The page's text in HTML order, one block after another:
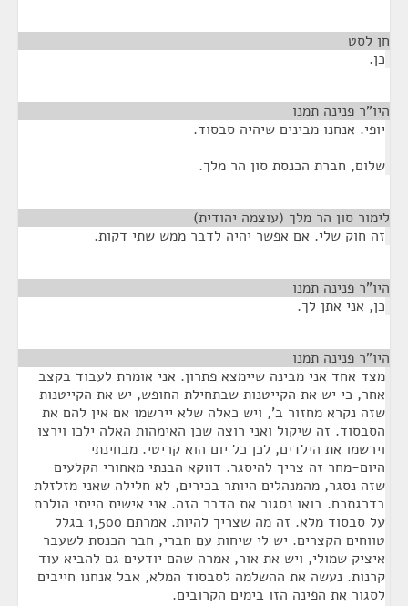
חן לסט
כן.
היו"ר פנינה תמנו
יופי. אנחנו מבינים שיהיה סבסוד.
שלום, חברת הכנסת סון הר מלך.
לימור סון הר מלך (עוצמה יהודית)
זה חוק שלי. אם אפשר יהיה לדבר ממש שתי דקות.
היו"ר פנינה תמנו
כן, אני אתן לך.
היו"ר פנינה תמנו
מצד אחד אני מבינה שיימצא פתרון. אני אומרת לעבוד בקצב
אחר, כי יש את הקייטנות שבתחילת החופש, יש את הקייטנות
שזה נקרא מחזור ב', ויש כאלה שלא יירשמו אם אין להם את
הסבסוד. זה שיקול ואני רוצה שכן האימהות האלה ילכו וירצו
וירשמו את הילדים, לכן כל יום הוא קריטי. מבחינתי
היום-מחר זה צריך להיסגר. דווקא הבנתי מאחורי הקלעים
שזה נסגר, מהמנהלים היותר בכירים, לא חלילה שאני מזלזלת
בדרגתכם. בואו נסגור את הדבר הזה. אני אישית הייתי הולכת
על סבסוד מלא. זה מה שצריך להיות. אמרתם 1,500 בגלל
טווחים הקצרים. יש לי שיחות עם חברי, חבר הכנסת לשעבר
איציק שמולי, ויש את אור, אמרה שהם יודעים גם להביא עוד
קרנות. נעשה את ההשלמה לסבסוד המלא, אבל אנחנו חייבים
לסגור את הפינה הזו בימים הקרובים.